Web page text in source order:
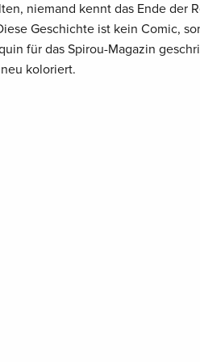
niemand kennt das Ende der
Geschichte ist kein Comic,
für das Spirou-Magazin
koloriert.